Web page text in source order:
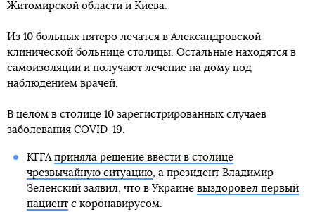
Житомирской области и Киева.
Из 10 больных пятеро лечатся в Александровской
клинической больнице столицы. Остальные находятся в
самоизоляции и получают лечение на дому под
наблюдением врачей.
В целом в столице 10 зарегистрированных случаев
заболевания COVID-19.
КГГА приняла решение ввести в столице
чрезвычайную ситуацию, а президент Владимир
Зеленский заявил, что в Украине выздоровел первый
пациентс коронавирусом.